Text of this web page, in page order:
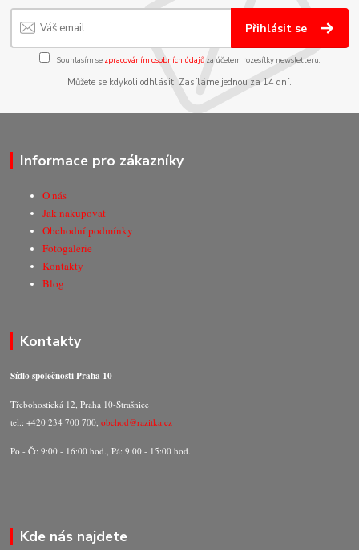
Přihlásit se
Souhlasím se zpracováním osobních údajůza účelem rozesílky newsletteru.
Můžete se kdykoli odhlásit. Zasíláme jednou za 14 dní.
Informace pro zákazníky
O nás
Jak nakupovat
Obchodní podmínky
Fotogalerie
Kontakty
Blog
Kontakty
Sídlo společnosti Praha 10
Třebohostická 12, Praha 10-Strašnice
tel.: +420 234 700 700,obchod@razitka.cz
Po - Čt: 9:00 - 16:00 hod., Pá: 9:00 - 15:00 hod.
Kde nás najdete